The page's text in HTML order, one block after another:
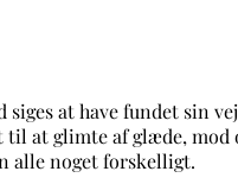
at have fundet sin
at glimte af glæde, mod
alle noget forskelligt.